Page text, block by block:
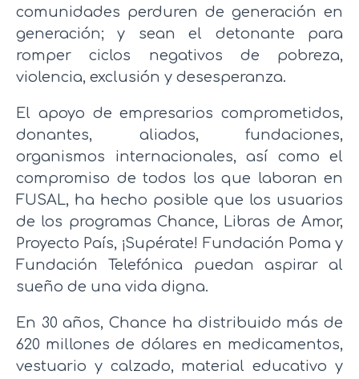
comunidades perduren de generación en
generación; y sean el detonante para
romper ciclos negativos de pobreza,
violencia, exclusión y desesperanza.
El apoyo de empresarios comprometidos,
donantes, aliados, fundaciones,
organismos internacionales, así como el
compromiso de todos los que laboran en
FUSAL, ha hecho posible que los usuarios
de los programas Chance, Libras de Amor,
Proyecto País, ¡Supérate! Fundación Poma y
Fundación Telefónica puedan aspirar al
sueño de una vida digna.
En 30 años, Chance ha distribuido más de
620 millones de dólares en medicamentos,
vestuario y calzado, material educativo y